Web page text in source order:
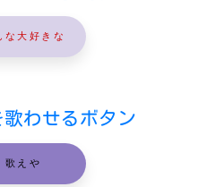
な大好きな
わせるボタン
歌えや